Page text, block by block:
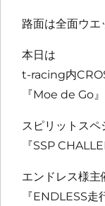
路面は全面ウエ
本日は
t-racing内
『Moe de Go』
スピリットスペ
『SSP
エンドレス様主
『ENDLESS走